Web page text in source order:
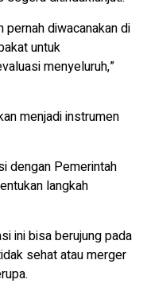
pernah diwacanakan di
untuk
menyeluruh,”
menjadi instrumen
dengan Pemerintah
langkah
ini bisa berujung pada
sehat atau merger